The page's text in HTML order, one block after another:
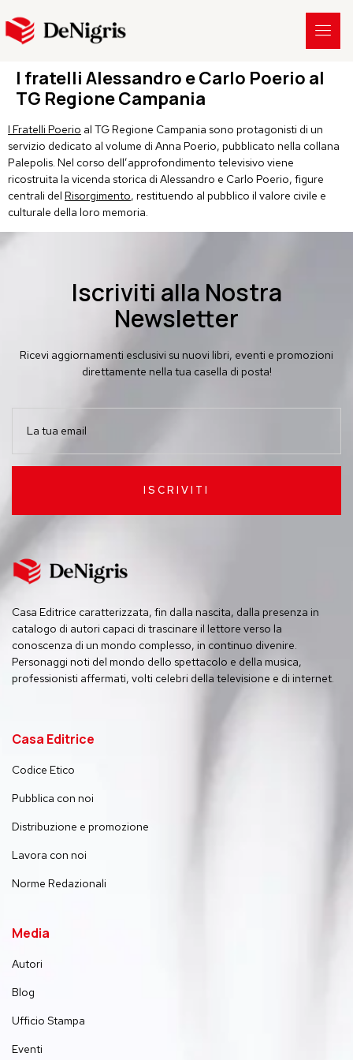
I fratelli Alessandro e Carlo Poerio al
TG Regione Campania
I Fratelli Poerio al TG Regione Campania sono protagonisti di un
servizio dedicato al volume di Anna Poerio, pubblicato nella collana
Palepolis. Nel corso dell’approfondimento televisivo viene
ricostruita la vicenda storica di Alessandro e Carlo Poerio, figure
centrali del Risorgimento, restituendo al pubblico il valore civile e
culturale della loro memoria.
Iscriviti alla Nostra
Newsletter
Ricevi aggiornamenti esclusivi su nuovi libri, eventi e promozioni
direttamente nella tua casella di posta!
ISCRIVITI
Casa Editrice caratterizzata, fin dalla nascita, dalla presenza in
catalogo di autori capaci di trascinare il lettore verso la
conoscenza di un mondo complesso, in continuo divenire.
Personaggi noti del mondo dello spettacolo e della musica,
professionisti affermati, volti celebri della televisione e di internet.
Casa Editrice
Codice Etico
Pubblica con noi
Distribuzione e promozione
Lavora con noi
Norme Redazionali
Media
Autori
Blog
Ufficio Stampa
Eventi